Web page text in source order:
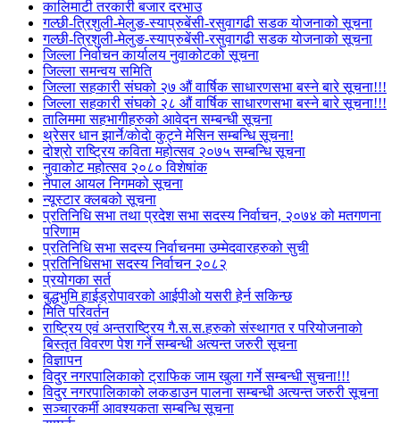
कालिमाटी तरकारी बजार दरभाउ
गल्छी-त्रिशुली-मेलुङ-स्याप्रुबेंसी-रसुवागढी सडक योजनाको सूचना
गल्छी-त्रिशुली-मेलुङ-स्याप्रुबेंसी-रसुवागढी सडक योजनाको सूचना
जिल्ला निर्वाचन कार्यालय नुवाकोटको सूचना
जिल्ला समन्वय समिति
जिल्ला सहकारी संघको २७ औं वार्षिक साधारणसभा बस्ने बारे सूचना!!!
जिल्ला सहकारी संघको २८ औं वार्षिक साधारणसभा बस्ने बारे सूचना!!!
तालिममा सहभागीहरुको आवेदन सम्बन्धी सूचना
थ्रेसर धान झार्ने/काेदाे कुट्ने मेसिन सम्बन्धि सूचना!
दोश्रो राष्ट्रिय कविता महोत्सव २०७५ सम्बन्धि सूचना
नुवाकोट महोत्सव २०८० विशेषांक
नेपाल आयल निगमको सूचना
न्यूस्टार क्लबको सूचना
प्रतिनिधि सभा तथा प्रदेश सभा सदस्य निर्वाचन, २०७४ को मतगणना
परिणाम
प्रतिनिधि सभा सदस्य निर्वाचनमा उम्मेदवारहरुको सुची
प्रतिनिधिसभा सदस्य निर्वाचन २०८२
प्रयोगका सर्त
बुद्धभुमि हाईड्रोपावरको आईपीओ यसरी हेर्न सकिन्छ
मिति परिवर्तन
राष्ट्रिय एवं अन्तराष्ट्रिय गै.स.स.हरुको संस्थागत र परियोजनाको
बिस्तृत विवरण पेश गर्ने सम्बन्धी अत्यन्त जरुरी सूचना
विज्ञापन
विदुर नगरपालिकाको ट्राफिक जाम खुला गर्ने सम्बन्धी सुचना!!!
विदुर नगरपालिकाको लकडाउन पालना सम्बन्धी अत्यन्त जरुरी सूचना
सञ्चारकर्मी आवश्यकता सम्बन्धि सूचना